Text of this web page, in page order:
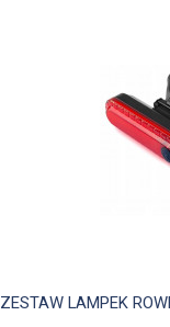
ZESTAW LAMPEK